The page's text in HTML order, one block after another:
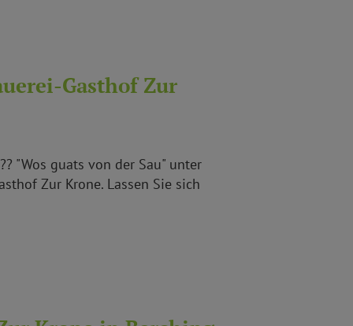
Gasthof Zur
"Wos guats von der Sau" unter
Zur Krone. Lassen Sie sich